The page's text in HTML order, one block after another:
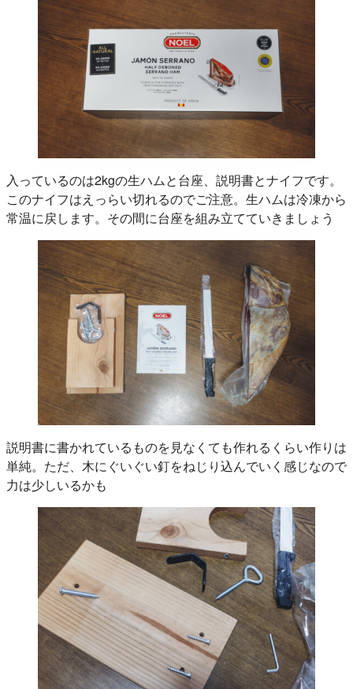
入っているのは2kgの生ハムと台座、説明書とナイフです。
このナイフはえっらい切れるのでご注意。生ハムは冷凍から
常温に戻します。その間に台座を組み立てていきましょう
説明書に書かれているものを見なくても作れるくらい作りは
単純。ただ、木にぐいぐい釘をねじり込んでいく感じなので
力は少しいるかも